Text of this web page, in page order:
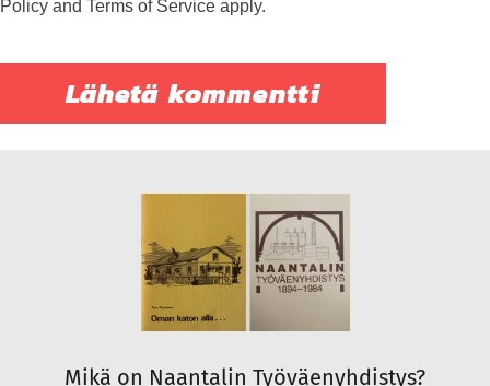
Policy and Terms of Service apply.
Mikä on Naantalin Työväenyhdistys?